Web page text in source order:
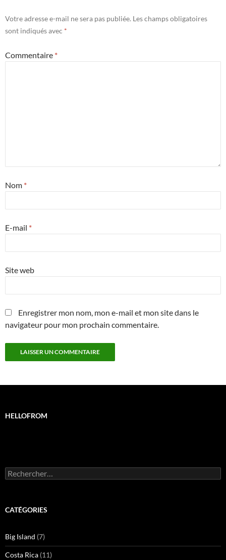
Votre adresse e-mail ne sera pas publiée. Les champs obligatoires
sont indiqués avec *
Commentaire *
Nom *
E-mail *
Site web
Enregistrer mon nom, mon e-mail et mon site dans le
navigateur pour mon prochain commentaire.
HELLOFROM
Rechercher :
CATÉGORIES
Big Island (7)
Costa Rica (11)